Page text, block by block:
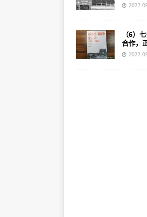
2022-
（6）
合作，
2022-